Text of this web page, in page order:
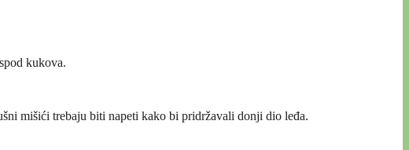
kukova.
mišići trebaju biti napeti kako bi pridržavali donji dio leđa.